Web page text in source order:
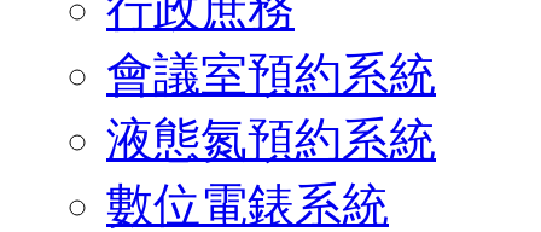
會議室預約系統
液態氮預約系統
數位電錶系統